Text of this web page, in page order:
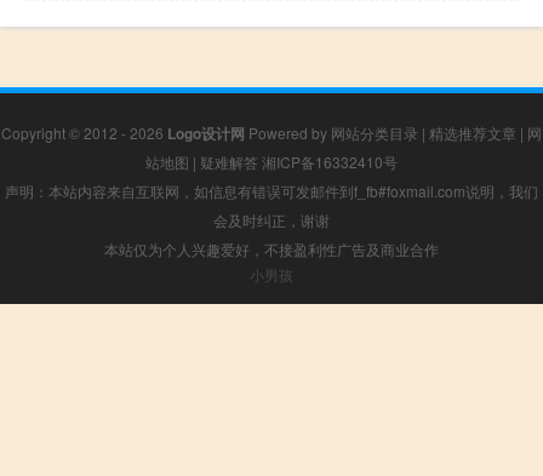
Copyright © 2012 - 2026 Logo设计网 Powered by 网站分类目录 | 精选推荐文章 | 网
站地图 | 疑难解答 湘ICP备16332410号
声明：本站内容来自互联网，如信息有错误可发邮件到f_fb#foxmail.com说明，我们
会及时纠正，谢谢
本站仅为个人兴趣爱好，不接盈利性广告及商业合作
小男孩